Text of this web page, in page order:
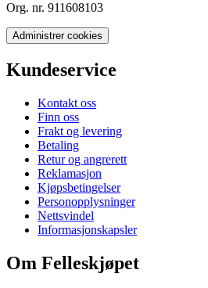
Org. nr. 911608103
Administrer cookies
Kundeservice
Kontakt oss
Finn oss
Frakt og levering
Betaling
Retur og angrerett
Reklamasjon
Kjøpsbetingelser
Personopplysninger
Nettsvindel
Informasjonskapsler
Om Felleskjøpet